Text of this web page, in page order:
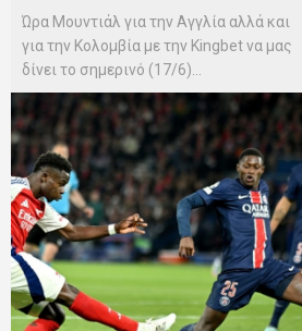
Ώρα Μουντιάλ για την Αγγλία αλλά και
για την Κολομβία με την Kingbet να μας
δίνει το σημερινό (17/6)...